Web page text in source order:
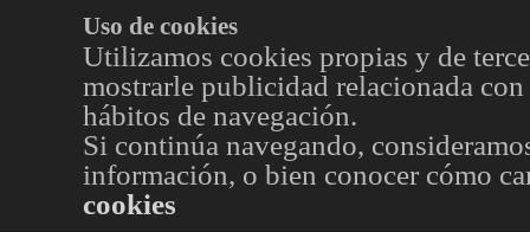
Uso de cookies
Utilizamos cookies propias y de
mostrarle publicidad relacionada
hábitos de navegación.
Si continúa navegando,
información, o bien conocer cómo
cookies